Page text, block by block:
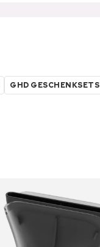
GHD GESCHENKSETS